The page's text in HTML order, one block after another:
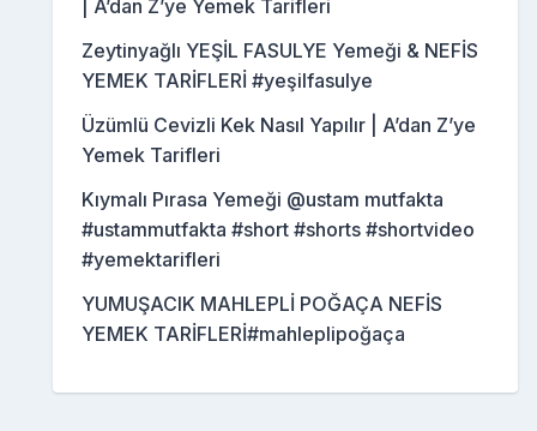
| A’dan Z’ye Yemek Tarifleri
Zeytinyağlı YEŞİL FASULYE Yemeği & NEFİS
YEMEK TARİFLERİ #yeşilfasulye
Üzümlü Cevizli Kek Nasıl Yapılır | A’dan Z’ye
Yemek Tarifleri
Kıymalı Pırasa Yemeği @ustam mutfakta
#ustammutfakta #short #shorts #shortvideo
#yemektarifleri
YUMUŞACIK MAHLEPLİ POĞAÇA NEFİS
YEMEK TARİFLERİ#mahleplipoğaça